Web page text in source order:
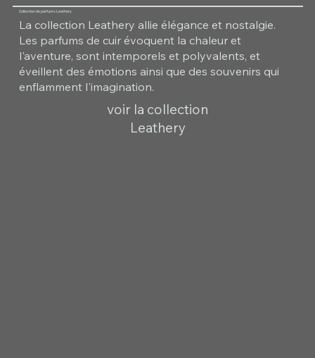
Collection de parfums Leathery
La collection Leathery allie élégance et nostalgie.
Les parfums de cuir évoquent la chaleur et
l'aventure, sont intemporels et polyvalents, et
éveillent des émotions ainsi que des souvenirs qui
enflamment l'imagination.
voir la collection
Leathery